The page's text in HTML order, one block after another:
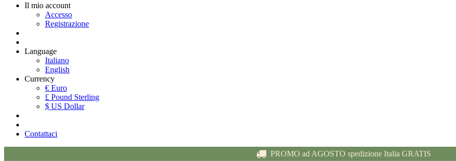
Il mio account
Accesso
Registrazione
Language
Italiano
English
Currency
€ Euro
£ Pound Sterling
$ US Dollar
Contattaci
PROMO ad AGOSTO spedizione Italia GRATIS